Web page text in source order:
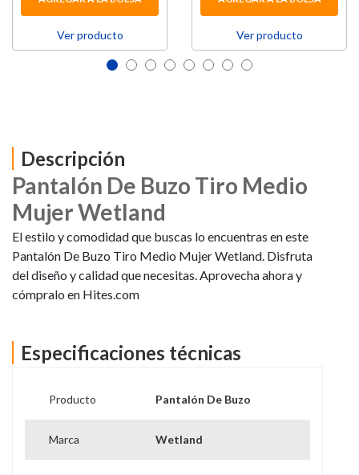
Ver producto Ver producto
Descripción
Pantalón De Buzo Tiro Medio
Mujer Wetland
El estilo y comodidad que buscas lo encuentras en este
Pantalón De Buzo Tiro Medio Mujer Wetland. Disfruta
del diseño y calidad que necesitas. Aprovecha ahora y
cómpralo en Hites.com
Especificaciones técnicas
Producto Pantalón De Buzo
Marca Wetland